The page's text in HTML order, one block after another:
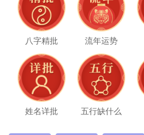
八字精批 流年运势
姓名详批 五行缺什么